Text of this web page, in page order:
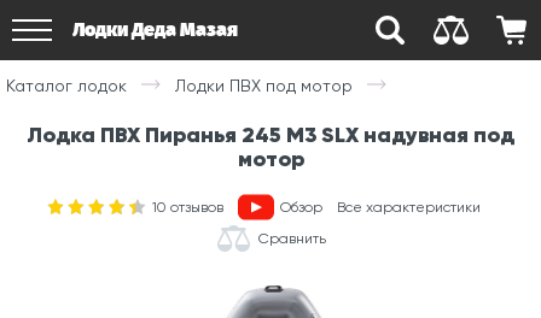
Лодки Деда Мазая
Каталог лодок Лодки ПВХ под мотор
Лодка ПВХ Пиранья 245 М3 SLХ надувная под
мотор
10 отзывов Обзор
Все характеристики
Сравнить